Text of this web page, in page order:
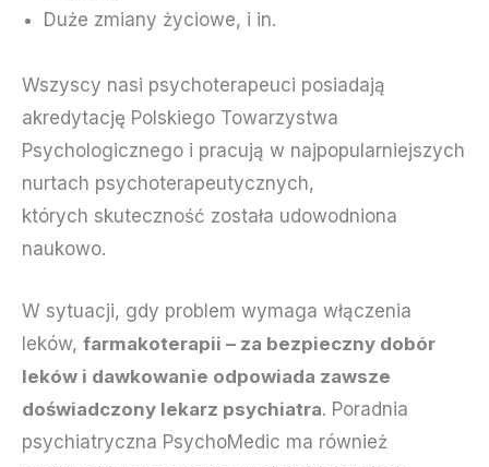
Duże zmiany życiowe, i in.
Wszyscy nasi psychoterapeuci posiadają
akredytację Polskiego Towarzystwa
Psychologicznego i pracują w najpopularniejszych
nurtach psychoterapeutycznych,
których skuteczność została udowodniona
naukowo.
W sytuacji, gdy problem wymaga włączenia
leków, farmakoterapii – za bezpieczny dobór
leków i dawkowanie odpowiada zawsze
doświadczony lekarz psychiatra. Poradnia
psychiatryczna PsychoMedic ma również